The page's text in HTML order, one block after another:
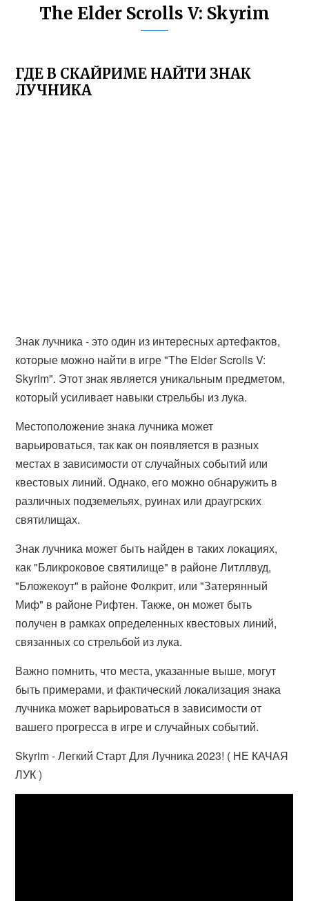
The Elder Scrolls V: Skyrim
ГДЕ В СКАЙРИМЕ НАЙТИ ЗНАК
ЛУЧНИКА
Знак лучника - это один из интересных артефактов,
которые можно найти в игре "The Elder Scrolls V:
Skyrim". Этот знак является уникальным предметом,
который усиливает навыки стрельбы из лука.
Местоположение знака лучника может
варьироваться, так как он появляется в разных
местах в зависимости от случайных событий или
квестовых линий. Однако, его можно обнаружить в
различных подземельях, руинах или драугрских
святилищах.
Знак лучника может быть найден в таких локациях,
как "Бликроковое святилище" в районе Литллвуд,
"Бложекоут" в районе Фолкрит, или "Затерянный
Миф" в районе Рифтен. Также, он может быть
получен в рамках определенных квестовых линий,
связанных со стрельбой из лука.
Важно помнить, что места, указанные выше, могут
быть примерами, и фактический локализация знака
лучника может варьироваться в зависимости от
вашего прогресса в игре и случайных событий.
Skyrim - Легкий Старт Для Лучника 2023! ( НЕ КАЧАЯ
ЛУК )